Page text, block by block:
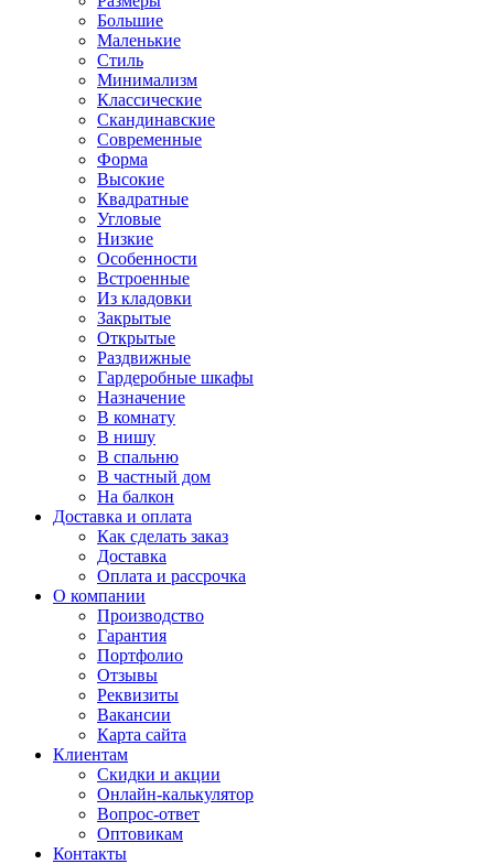
Большие
Маленькие
Стиль
Минимализм
Классические
Скандинавские
Современные
Форма
Высокие
Квадратные
Угловые
Низкие
Особенности
Встроенные
Из кладовки
Закрытые
Открытые
Раздвижные
Гардеробные шкафы
Назначение
В комнату
В нишу
В спальню
В частный дом
На балкон
Доставка и оплата
Как сделать заказ
Доставка
Оплата и рассрочка
О компании
Производство
Гарантия
Портфолио
Отзывы
Реквизиты
Вакансии
Карта сайта
Клиентам
Скидки и акции
Онлайн-калькулятор
Вопрос-ответ
Оптовикам
Контакты